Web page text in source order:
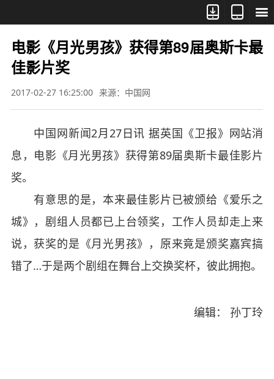



电影《月光男孩》获得第89届奥斯卡最
佳影片奖
2017-02-27 16:25:00 来源：中国网
中国网新闻2月27日讯 据英国《卫报》网站消
息，电影《月光男孩》获得第89届奥斯卡最佳影片
奖。
有意思的是，本来最佳影片已被颁给《爱乐之
城》，剧组人员都已上台领奖，工作人员却走上来
说，获奖的是《月光男孩》，原来竟是颁奖嘉宾搞
错了…于是两个剧组在舞台上交换奖杯，彼此拥抱。
编辑： 孙丁玲